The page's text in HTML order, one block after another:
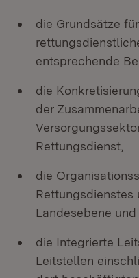
die Grundsätze
entsprechende
die
der
Rettungsdienst,
die
Rettungsdienstes
Landesebene
die Integrierte
Leitstellen